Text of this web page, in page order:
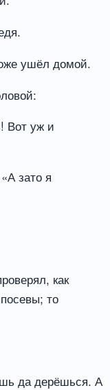
ушёл домой.
Вот уж и
зато я
как
то
да дерёшься. А